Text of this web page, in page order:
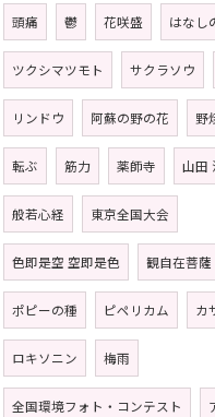
頭痛 鬱 花咲盛 はなし
ツクシマツモト サクラソウ
リンドウ 阿蘇の野の花 野
転ぶ 筋力 薬師寺 山田
般若心経 東京全国大会
色即是空 空即是色 観自在菩薩
ポピーの種 ピペリカム カ
ロキソニン 梅雨
全国環境フォト・コンテスト